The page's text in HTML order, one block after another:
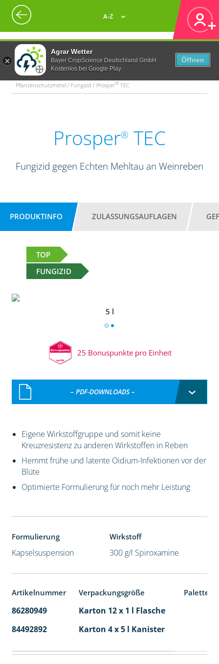
Agrar Wetter
Bayer CropScience Deutschland GmbH
Kostenlos bei Google Play
Öffnen
A-Z
Pflanzenschutzmittel / Fungizid / Prosper® TEC
Prosper® TEC
Fungizid gegen Echten Mehltau an Weinreben
PRODUKTINFO ZULASSUNGSAUFLAGEN
TOP
FUNGIZID
5 l
25 Bonuspunkte pro Einheit
– PDF-DOWNLOADS –
Eigene Wirkstoffgruppe und somit keine
Kreuzresistenz zu anderen Wirkstoffen in Reben
Hemmt frühe und latente Oidium-Infektionen vor der
Blüte
Optimierte Formulierung für noch mehr Leistung
Formulierung
Kapselsuspension
Wirkstoff
300 g/l Spiroxamine
Artikelnummer Verpackungsgröße
86280949 Karton 12 x 1 l Flasche
84492892
Karton 4 x 5 l Kanister